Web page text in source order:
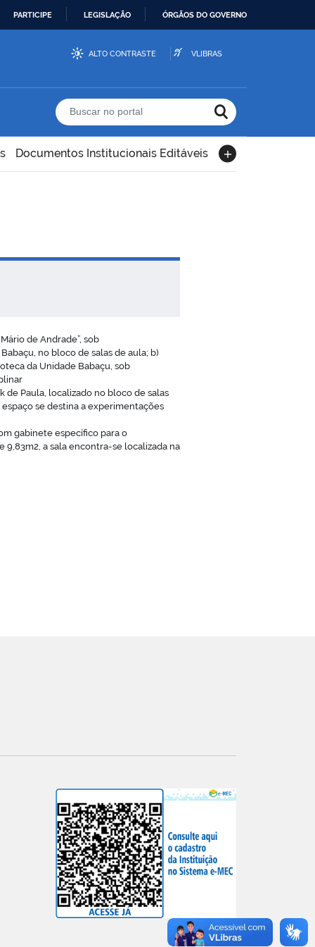
PARTICIPE LEGISLAÇÃO ÓRGÃOS DO GOVERNO
ALTO CONTRASTE VLIBRAS
Buscar no portal
Documentos Institucionais Editáveis
de Andrade”, sob
no bloco de salas de aula; b)
da Unidade Babaçu, sob
de Paula, localizado no bloco de salas
se destina a experimentações
gabinete específico para o
9,83m2, a sala encontra-se localizada na